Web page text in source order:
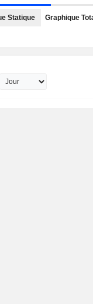
Statique Graphique